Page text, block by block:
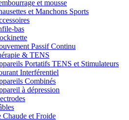
et mousse
et Manchons Sports
bas
Passif Continu
& TENS
Portatifs TENS et Stimulateurs
Interférentiel
Combinés
à dépression
Chaude et Froide